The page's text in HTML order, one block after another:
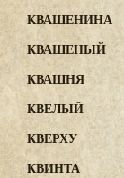
КВАШЕНИНА
КВАШЕНЫЙ
КВАШНЯ
КВЕЛЫЙ
КВЕРХУ
КВИНТА